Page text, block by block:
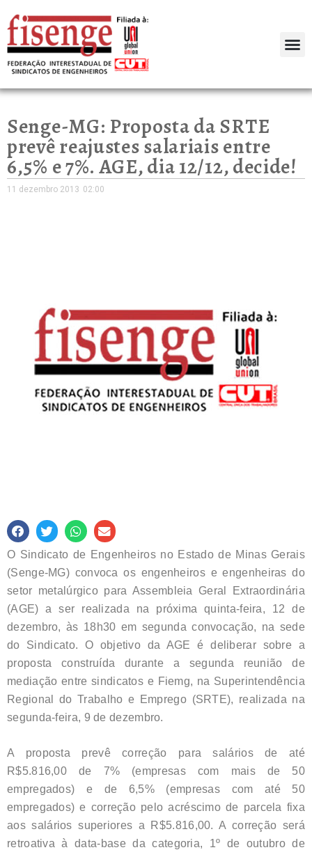
Senge-MG: Proposta da SRTE
prevê reajustes salariais entre
6,5% e 7%. AGE, dia 12/12, decide!
11 dezembro 2013 02:00
O Sindicato de Engenheiros no Estado de Minas Gerais
(Senge-MG) convoca os engenheiros e engenheiras do
setor metalúrgico para Assembleia Geral Extraordinária
(AGE) a ser realizada na próxima quinta-feira, 12 de
dezembro, às 18h30 em segunda convocação, na sede
do Sindicato. O objetivo da AGE é deliberar sobre a
proposta construída durante a segunda reunião de
mediação entre sindicatos e Fiemg, na Superintendência
Regional do Trabalho e Emprego (SRTE), realizada na
segunda-feira, 9 de dezembro.
A proposta prevê correção para salários de até
R$5.816,00 de 7% (empresas com mais de 50
empregados) e de 6,5% (empresas com até 50
empregados) e correção pelo acréscimo de parcela fixa
aos salários superiores a R$5.816,00. A correção será
retroativa à data-base da categoria, 1º de outubro de